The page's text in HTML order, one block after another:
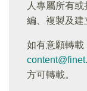
人專屬所有
編、複製及建
如有意願轉載
方可轉載。